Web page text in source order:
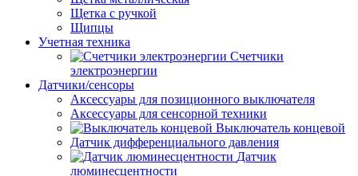
Щетка с ручкой
Щипцы
Учетная техника
Счетчики
электроэнергии
Датчики/сенсоры
Аксессуары для позиционного выключателя
Аксессуары для сенсорной техники
Выключатель концевой
Датчик дифференциального давления
Датчик
люминесцентности